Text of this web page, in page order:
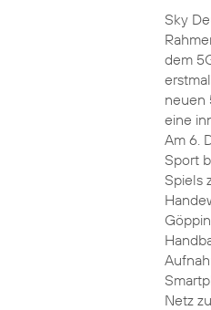
Sky
dem
neuen
eine
Am 6.
Sport
Spiels
Netz